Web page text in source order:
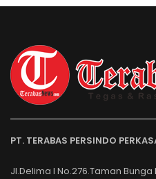
PT. TERABAS PERSINDO
Jl.Delima I No.276.Taman